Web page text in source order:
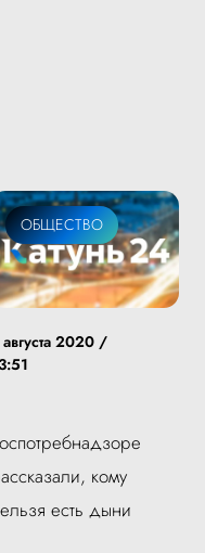
ОБЩЕСТВО
2020 /
кому
есть дыни